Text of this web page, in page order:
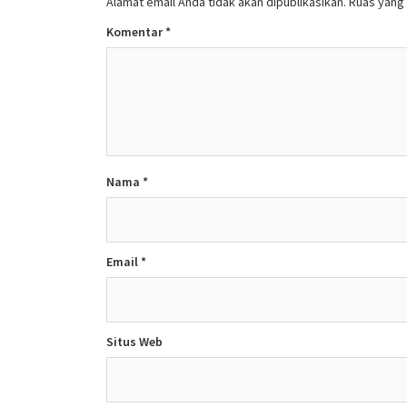
Komentar*
Nama *
Email*
Situs Web